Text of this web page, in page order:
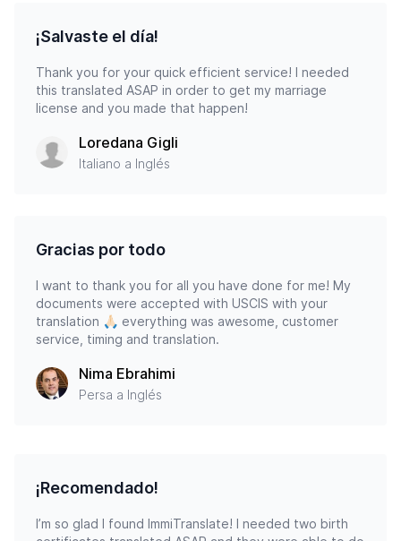
¡Salvaste el día!
Thank you for your quick efficient service! I needed
this translated ASAP in order to get my marriage
license and you made that happen!
Loredana Gigli
Italiano a Inglés
Gracias por todo
I want to thank you for all you have done for me! My
documents were accepted with USCIS with your
translation 🙏🏻 everything was awesome, customer
service, timing and translation.
Nima Ebrahimi
Persa a Inglés
¡Recomendado!
I’m so glad I found ImmiTranslate! I needed two birth